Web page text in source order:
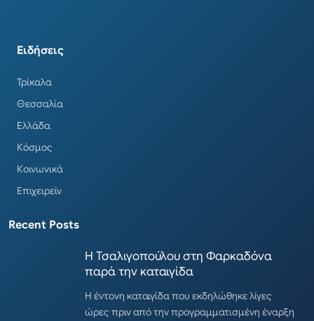
Ειδήσεις
Τρίκαλα
Θεσσαλία
Ελλάδα
Κόσμος
Κοινωνικά
Επιχειρείν
Recent Posts
Η Τσαλιγοπούλου στη Φαρκαδόνα
παρά την καταιγίδα
Η έντονη καταιγίδα που εκδηλώθηκε λίγες
ώρες πριν από την προγραμματισμένη έναρξη